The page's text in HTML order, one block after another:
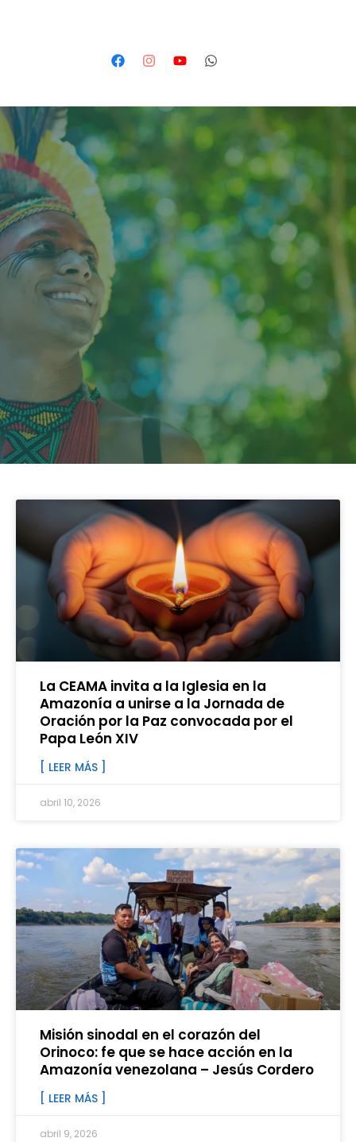
La CEAMA invita a la Iglesia en la
Amazonía a unirse a la Jornada de
Oración por la Paz convocada por el
Papa León XIV
[ LEER MÁS ]
abril 10, 2026
Misión sinodal en el corazón del
Orinoco: fe que se hace acción en la
Amazonía venezolana – Jesús Cordero
[ LEER MÁS ]
abril 9, 2026